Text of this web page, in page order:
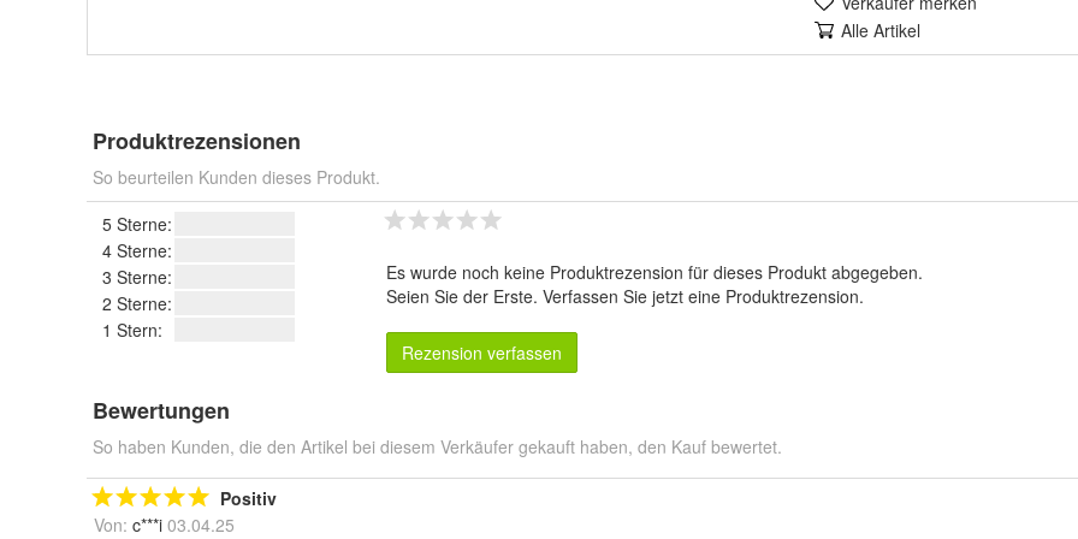
Alle Artikel
Produktrezensionen
So beurteilen Kunden dieses Produkt.
5 Sterne:
4 Sterne:
3 Sterne:
2 Sterne:
1 Stern:
Es wurde noch keine Produktrezension für dieses Produkt abgegeben.
Seien Sie der Erste. Verfassen Sie jetzt eine Produktrezension.
Rezension verfassen
Bewertungen
So haben Kunden, die den Artikel bei diesem Verkäufer gekauft haben, den Kauf bewertet.
Positiv
Von: c***i 03.04.25